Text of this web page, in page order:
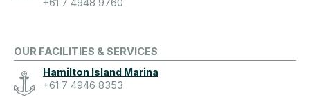
+61 7 4948 9760
OUR FACILITIES & SERVICES
Hamilton Island Marina
+61 7 4946 8353